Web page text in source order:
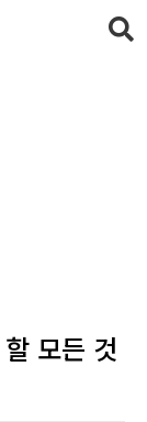
모든 것